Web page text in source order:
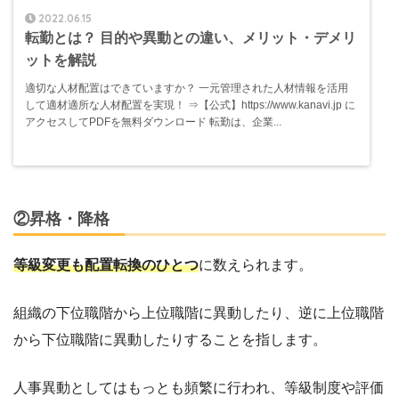
2022.06.15
転勤とは？ 目的や異動との違い、メリット・デメリ
ットを解説
適切な人材配置はできていますか？ 一元管理された人材情報を活用
して適材適所な人材配置を実現！ ⇒【公式】https://www.kanavi.jp に
アクセスしてPDFを無料ダウンロード 転勤は、企業...
②昇格・降格
等級変更も配置転換のひとつに数えられます。
組織の下位職階から上位職階に異動したり、逆に上位職階
から下位職階に異動したりすることを指します。
人事異動としてはもっとも頻繁に行われ、等級制度や評価